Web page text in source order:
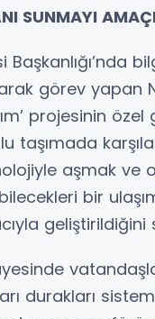
SUNMAYI
Başkanlığı’nda
görev yapan
projesinin
taşımada
aşmak ve
bir
geliştirildiğini
durakları